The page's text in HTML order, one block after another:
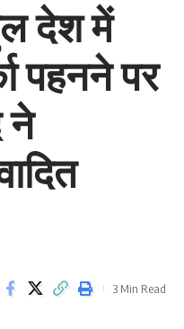
देश में
पहनने पर
ने
3 Min Read